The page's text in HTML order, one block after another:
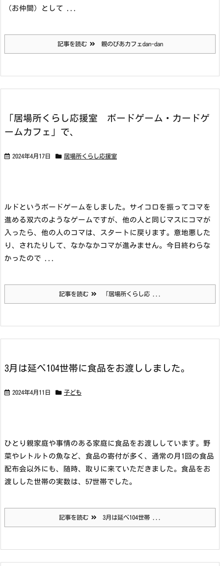
（お仲間）として ...
記事を読む 親のぴあカフェdan-dan
「居場所くらし応援室 ボードゲーム・カードゲ
ームカフェ」で、
2024年4月17日 居場所くらし応援室
ルドというボードゲームをしました。サイコロを振ってコマを
進める双六のようなゲームですが、他の人と同じマスにコマが
入ったら、他の人のコマは、スタートに戻ります。意地悪した
り、されたりして、なかなかコマが進みません。今日終わらな
かったので ...
記事を読む 「居場所くらし応 ...
3月は延べ104世帯に食品をお渡ししました。
2024年4月11日 子ども
ひとり親家庭や事情のある家庭に食品をお渡ししています。 野
菜やレトルトの魚など、食品の寄付が多く、通常の月1回の食品
配布会以外にも、随時、取りに来ていただきました。食品をお
渡しした世帯の実数は、57世帯でした。
記事を読む 3月は延べ104世帯 ...